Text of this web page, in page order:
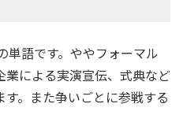
語です。ややフォーマル
による実演宣伝、式典など
。また争いごとに参戦する